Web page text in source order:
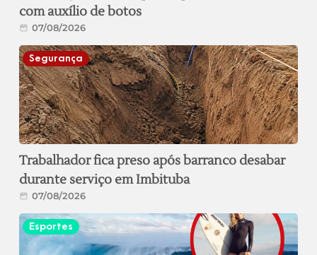
com auxílio de botos
07/08/2026
Segurança
Trabalhador fica preso após barranco desabar
durante serviço em Imbituba
07/08/2026
Esportes